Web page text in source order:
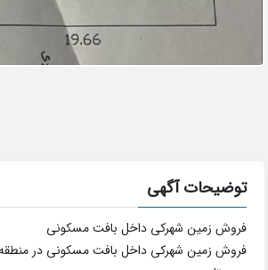
توضیحات آگهی
فروش زمین شهرکی داخل بافت مسکونی
فروش زمین شهرکی داخل بافت مسکونی در